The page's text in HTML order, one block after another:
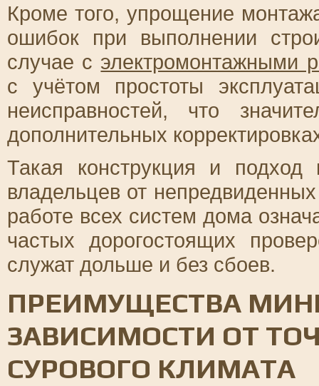
Кроме того, упрощение
ошибок при выполнении
случае с электромонтажными
с учётом простоты
неисправностей, что
дополнительных
Такая конструкция и
владельцев от
работе всех систем дома
частых дорогостоящих
служат дольше и без сбоев.
ПРЕИМУЩЕСТВА
ЗАВИСИМОСТИ ОТ
СУРОВОГО КЛИМАТА